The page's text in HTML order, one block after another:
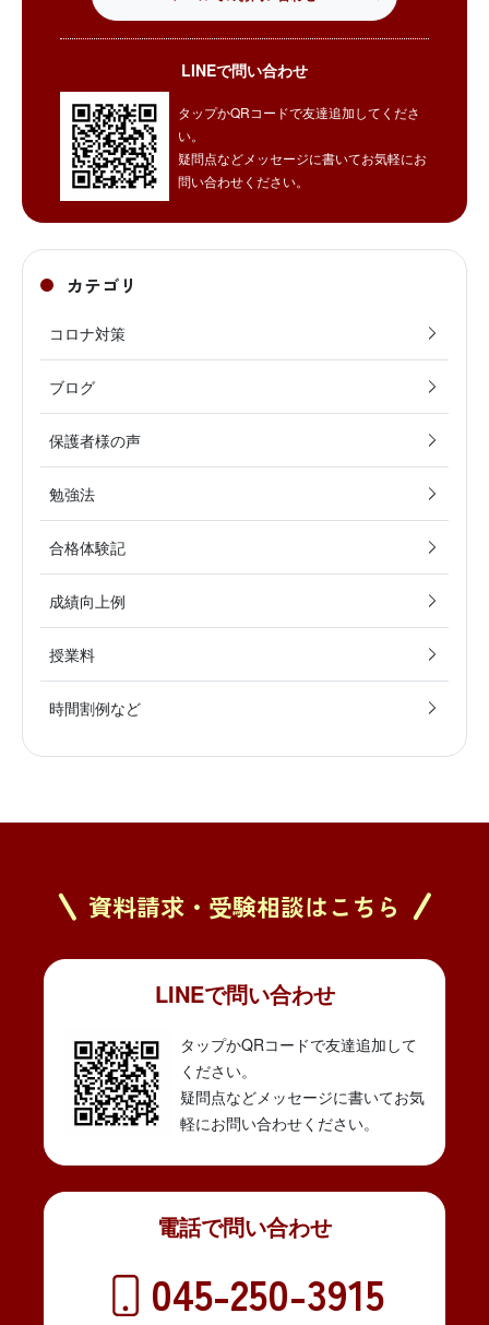
LINEで問い合わせ
タップかQRコードで友達追加してくださ
い。
疑問点などメッセージに書いてお気軽にお
問い合わせください。
カテゴリ
コロナ対策
ブログ
保護者様の声
勉強法
合格体験記
成績向上例
授業料
時間割例など
資料請求・受験相談はこちら
LINEで問い合わせ
タップかQRコードで友達追加して
ください。
疑問点などメッセージに書いてお気
軽にお問い合わせください。
電話で問い合わせ
045-250-3915